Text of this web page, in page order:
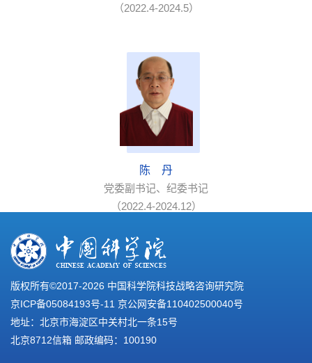
（2022.4-2024.5）
陈 丹
党委副书记、纪委书记
（2022.4-2024.12）
版权所有©2017-2026 中国科学院科技战略咨询研究院
京ICP备05084193号-11 京公网安备110402500040号
地址：北京市海淀区中关村北一条15号
北京8712信箱 邮政编码：100190